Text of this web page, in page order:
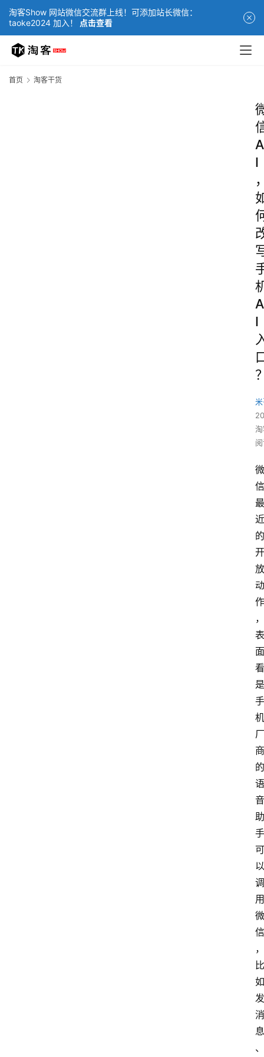
淘客Show 网站微信交流群上线！可添加站长微信：
taoke2024 加入！
点击查看
首页 淘客干货
A
I
A
I
微
信
最
近
的
开
放
动
作
，
表
面
看
是
手
机
厂
商
的
语
音
助
手
可
以
调
用
微
信
，
比
如
发
消
息
、